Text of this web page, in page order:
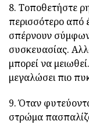
8. Τοποθετήστε
περισσότερο από
σπέρνουν
συσκευασίας.
μπορεί να
μεγαλώσει πιο
9. Όταν
στρώμα